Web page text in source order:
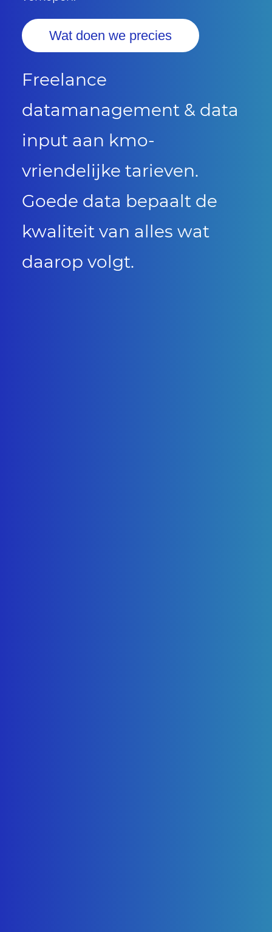
Wat doen we precies
Freelance
datamanagement & data
input aan kmo-
vriendelijke tarieven.
Goede data bepaalt de
kwaliteit van alles wat
daarop volgt.